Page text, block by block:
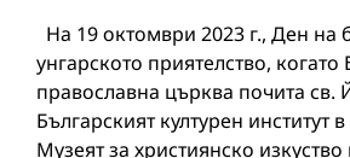
На 19 октомври 2023 г., Ден на
унгарското приятелство, когато
православна църква почита св.
Българският културен институт
Музеят за християнско изкуство